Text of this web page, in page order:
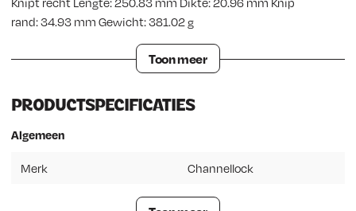
rand: 34.93 mm Gewicht: 381.02 g
Toon meer
PRODUCTSPECIFICATIES
Algemeen
Merk Channellock